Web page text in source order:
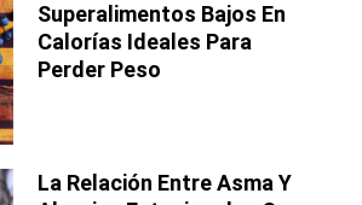
Superalimentos Bajos En
Calorías Ideales Para
Perder Peso
La Relación Entre Asma Y